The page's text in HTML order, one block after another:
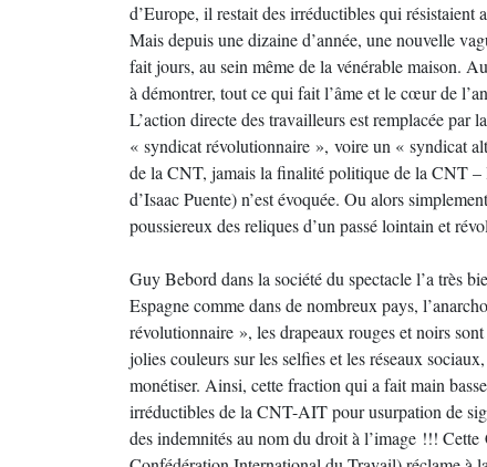
d’Europe, il restait des irréductibles qui résistaient
Mais depuis une dizaine d’année, une nouvelle
fait jours, au sein même de la vénérable maison.
à démontrer, tout ce qui fait l’âme et le cœur de
L’action directe des travailleurs est remplacée
« syndicat révolutionnaire », voire un « syndicat
de la CNT, jamais la finalité politique de la CNT
d’Isaac Puente) n’est évoquée. Ou alors
poussiereux des reliques d’un passé lointain et
Guy Bebord dans la société du spectacle l’a très
Espagne comme dans de nombreux pays,
révolutionnaire », les drapeaux rouges et noirs
jolies couleurs sur les selfies et les réseaux
monétiser. Ainsi, cette fraction qui a fait main
irréductibles de la CNT-AIT pour usurpation de
des indemnités au nom du droit à l’image !!!